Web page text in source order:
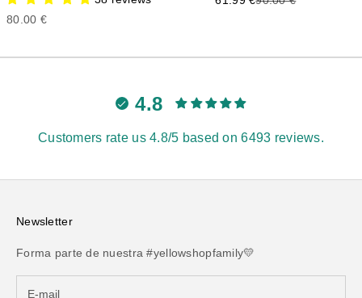
Precio de oferta
80.00 €
4.8
Customers rate us 4.8/5 based on 6493 reviews.
Newsletter
Forma parte de nuestra #yellowshopfamily💛